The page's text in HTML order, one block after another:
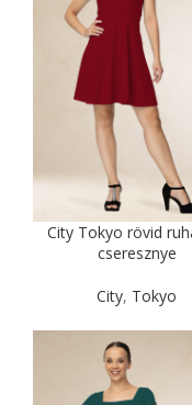
City Tokyo rövid
cseresznye
City, Tokyo